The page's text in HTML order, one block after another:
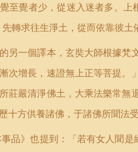
至覺者少，從迷入迷者多。
轉求往生淨土，從而依靠彼
另一個譯本，玄奘大師根據
次增長，速證無上正等菩提
莊嚴清淨佛土，大乘法樂常
十方供養諸佛，于諸佛所聞法
事品》也提到：「若有女人聞